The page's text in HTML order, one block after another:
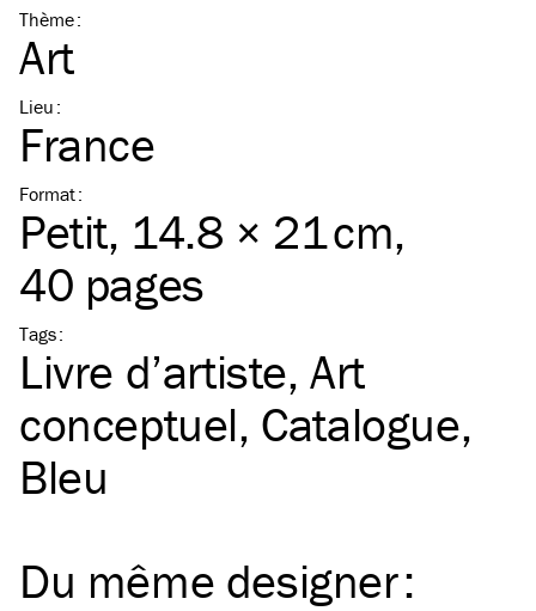
Thème:
Art
Lieu :
France
Format:
Petit, 14.8 × 21 cm,
40 pages
Tags:
Livre d’artiste Art
conceptuel Catalogue
Bleu
Du même designer: